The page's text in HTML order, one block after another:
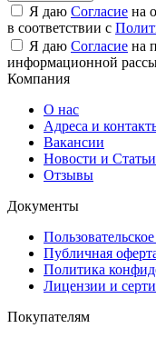
Я даю Согласие на
в соответствии с
Я даю Согласие на
информационной
Компания
О нас
Адреса и
Вакансии
Новости и Статьи
Отзывы
Документы
Публичная
Политика
Лицензии и
Покупателям